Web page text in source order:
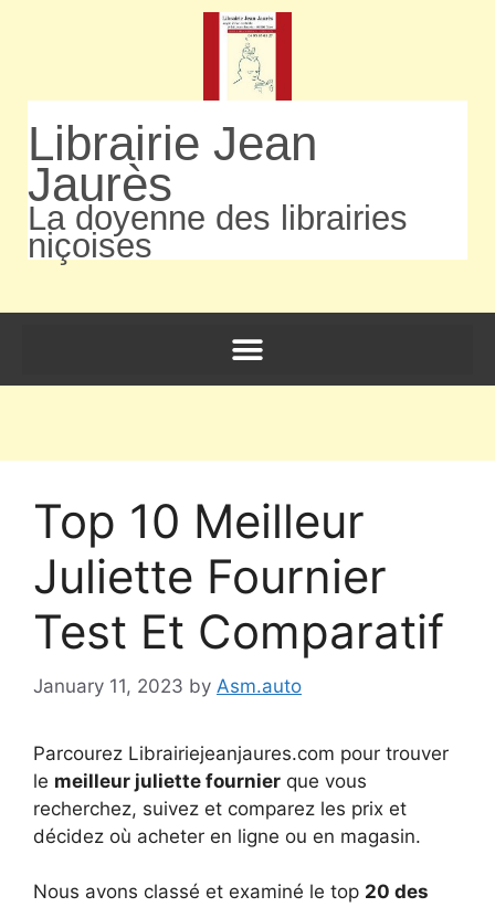
Librairie Jean
Jaurès
La doyenne des librairies
niçoises
Top 10 Meilleur
Juliette Fournier
Test Et Comparatif
January 11, 2023 by Asm.auto
Parcourez Librairiejeanjaures.com pour trouver
le meilleur juliette fournier que vous
recherchez, suivez et comparez les prix et
décidez où acheter en ligne ou en magasin.
Nous avons classé et examiné le top 20 des